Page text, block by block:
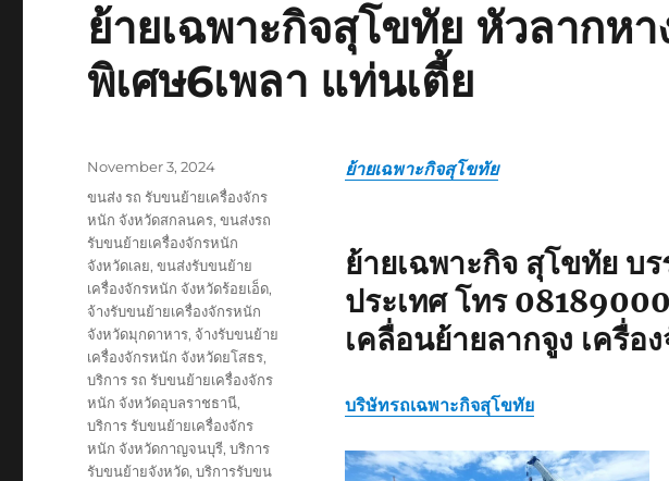
ย้ายเฉพาะกิจสุโขทัย หัวลากหา
พิเศษ6เพลา แท่นเตี้ย
ย้ายเฉพาะกิจสุโขทัย
ย้ายเฉพาะกิจ สุโขทัย บ
ประเทศ โทร
เคลื่อนย้ายลากจูง เครื่อ
บริษัทรถเฉพาะกิจสุโขทัย
Posted
November 3, 2024
Tags
ขนส่ง รถ รับขนย้ายเครื่องจักร
หนัก จังหวัดสกลนคร,ขนส่งรถ
รับขนย้ายเครื่องจักรหนัก
จังหวัดเลย,ขนส่งรับขนย้าย
เครื่องจักรหนัก จังหวัดร้อยเอ็ด,
จ้างรับขนย้ายเครื่องจักรหนัก
จังหวัดมุกดาหาร, จ้างรับขนย้าย
เครื่องจักรหนัก จังหวัดยโสธร,
บริการ รถ รับขนย้ายเครื่องจักร
หนัก จังหวัดอุบลราชธานี,
บริการ รับขนย้ายเครื่องจักร
หนัก จังหวัดกาญจนบุรี,บริการ
รับขนย้ายจังหวัด,บริการรับขน